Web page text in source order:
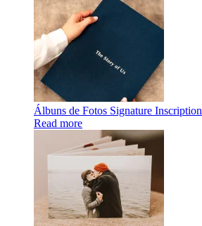
Álbuns de Fotos Signature Inscription
Read more